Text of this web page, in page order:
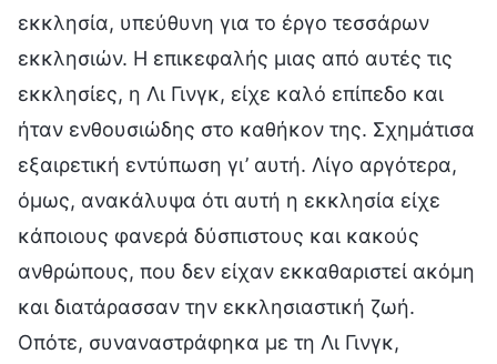
εκκλησία, υπεύθυνη για το έργο τεσσάρων
εκκλησιών. Η επικεφαλής μιας από αυτές τις
εκκλησίες, η Λι Γινγκ, είχε καλό επίπεδο και
ήταν ενθουσιώδης στο καθήκον της. Σχημάτισα
εξαιρετική εντύπωση γι’ αυτή. Λίγο αργότερα,
όμως, ανακάλυψα ότι αυτή η εκκλησία είχε
κάποιους φανερά δύσπιστους και κακούς
ανθρώπους, που δεν είχαν εκκαθαριστεί ακόμη
και διατάρασσαν την εκκλησιαστική ζωή.
Οπότε, συναναστράφηκα με τη Λι Γινγκ,